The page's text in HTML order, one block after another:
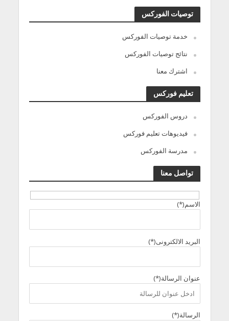
توصيات الفوركس
خدمة توصيات الفوركس
نتائج توصيات الفوركس
اشترك معنا
تعليم فوركس
دروس الفوركس
فيديوهات تعليم فوركس
مدرسة الفوركس
تواصل معنا
الاسم(*)
البريد الالكترونى(*)
عنوان الرسالة(*)
الرسالة(*)